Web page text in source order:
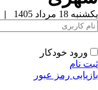
18 مرداد 1405 |
ورود خودکار
نام
رمز عبور